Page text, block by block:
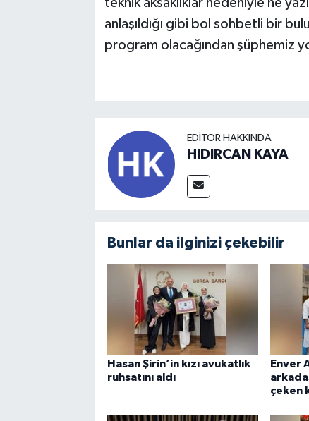
anlaşıldığı gibi bol sohbetli bir
program olacağından şüphemiz
EDITÖR HAKKINDA
HIDIRCAN KAYA
Bunlar da ilginizi çekebilir
Hasan Şirin’in kızı avukatlık
ruhsatını aldı
Enver
çeken